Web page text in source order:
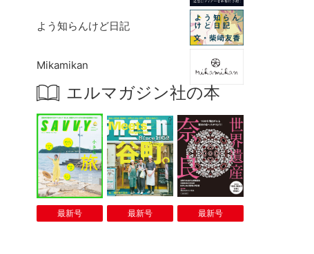
よう知らんけど日記
Mikamikan
エルマガジン社の本
最新号 最新号 最新号